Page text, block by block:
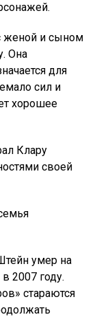
женой и сыном
Она
для
сил и
хорошее
Клару
своей
умер на
2007 году.
стараются